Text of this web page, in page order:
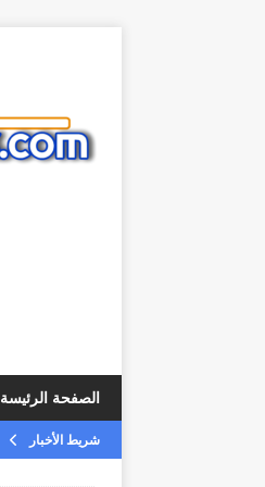
الصفحة الرئيسة
شريط الأخبار